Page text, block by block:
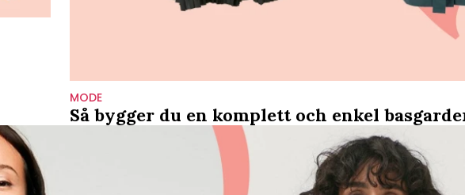
MODE
Så bygger du en komplett och enkel